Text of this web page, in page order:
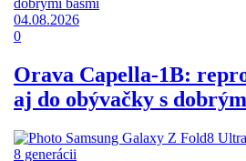
04.08.2026
0
Orava Capella-1B:
aj do obývačky s